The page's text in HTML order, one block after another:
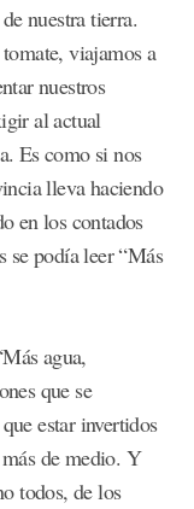
nuestra tierra.
viajamos a
nuestros
al actual
Es como si nos
lleva haciendo
en los contados
se podía leer “Más
agua,
que se
estar invertidos
de medio. Y
todos, de los